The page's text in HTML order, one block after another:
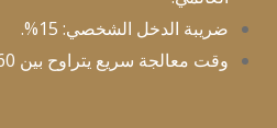
ضريبة الدخل الشخصي: 15%.
وقت معالجة سريع يتراوح بين 60-90 يومًا.